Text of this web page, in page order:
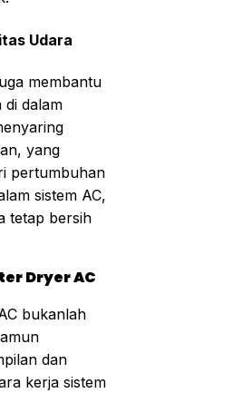
Udara
membantu
di dalam
yang
pertumbuhan
sistem AC,
tetap bersih
Dryer AC
bukanlah
dan
kerja sistem